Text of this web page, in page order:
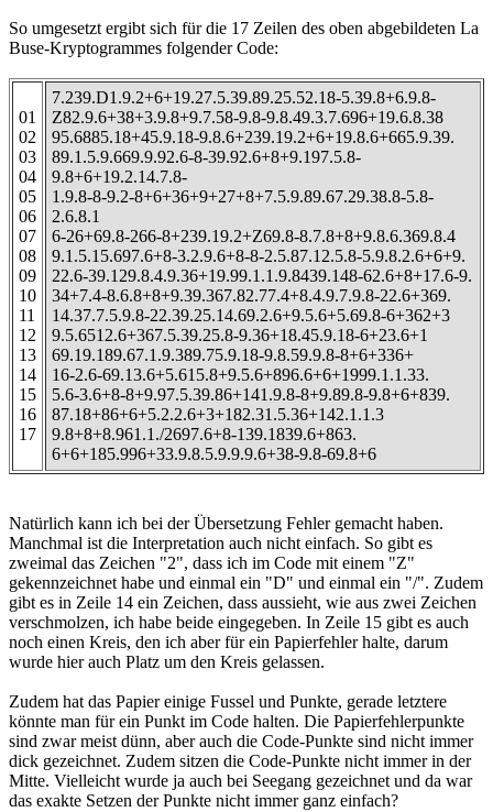
So umgesetzt ergibt sich für die 17 Zeilen des oben abgebildeten La
Buse-Kryptogrammes folgender Code:
01
02
03
04
05
06
07
08
09
10
11
12
13
14
15
16
17
7.239.D1.9.2+6+19.27.5.39.89.25.52.18-5.39.8+6.9.8-
Z82.9.6+38+3.9.8+9.7.58-9.8-9.8.49.3.7.696+19.6.8.38
95.6885.18+45.9.18-9.8.6+239.19.2+6+19.8.6+665.9.39.
89.1.5.9.669.9.92.6-8-39.92.6+8+9.197.5.8-
9.8+6+19.2.14.7.8-
1.9.8-8-9.2-8+6+36+9+27+8+7.5.9.89.67.29.38.8-5.8-
2.6.8.1
6-26+69.8-266-8+239.19.2+Z69.8-8.7.8+8+9.8.6.369.8.4
9.1.5.15.697.6+8-3.2.9.6+8-8-2.5.87.12.5.8-5.9.8.2.6+6+9.
22.6-39.129.8.4.9.36+19.99.1.1.9.8439.148-62.6+8+17.6-9.
34+7.4-8.6.8+8+9.39.367.82.77.4+8.4.9.7.9.8-22.6+369.
14.37.7.5.9.8-22.39.25.14.69.2.6+9.5.6+5.69.8-6+362+3
9.5.6512.6+367.5.39.25.8-9.36+18.45.9.18-6+23.6+1
69.19.189.67.1.9.389.75.9.18-9.8.59.9.8-8+6+336+
16-2.6-69.13.6+5.615.8+9.5.6+896.6+6+1999.1.1.33.
5.6-3.6+8-8+9.97.5.39.86+141.9.8-8+9.89.8-9.8+6+839.
87.18+86+6+5.2.2.6+3+182.31.5.36+142.1.1.3
9.8+8+8.961.1./2697.6+8-139.1839.6+863.
6+6+185.996+33.9.8.5.9.9.9.6+38-9.8-69.8+6
Natürlich kann ich bei der Übersetzung Fehler gemacht haben.
Manchmal ist die Interpretation auch nicht einfach. So gibt es
zweimal das Zeichen "2", dass ich im Code mit einem "Z"
gekennzeichnet habe und einmal ein "D" und einmal ein "/". Zudem
gibt es in Zeile 14 ein Zeichen, dass aussieht, wie aus zwei Zeichen
verschmolzen, ich habe beide eingegeben. In Zeile 15 gibt es auch
noch einen Kreis, den ich aber für ein Papierfehler halte, darum
wurde hier auch Platz um den Kreis gelassen.
Zudem hat das Papier einige Fussel und Punkte, gerade letztere
könnte man für ein Punkt im Code halten. Die Papierfehlerpunkte
sind zwar meist dünn, aber auch die Code-Punkte sind nicht immer
dick gezeichnet. Zudem sitzen die Code-Punkte nicht immer in der
Mitte. Vielleicht wurde ja auch bei Seegang gezeichnet und da war
das exakte Setzen der Punkte nicht immer ganz einfach?